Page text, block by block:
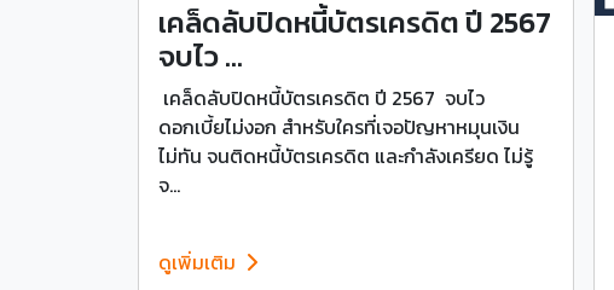
เคล็ดลับปิดหนี้บัตรเครดิต ปี 2567
จบไว ...
เคล็ดลับปิดหนี้บัตรเครดิต ปี 2567 จบไว
ดอกเบี้ยไม่งอก สำหรับใครที่เจอปัญหาหมุนเงิน
ไม่ทัน จนติดหนี้บัตรเครดิต และกำลังเครียด ไม่รู้
จ...
ดูเพิ่มเติม